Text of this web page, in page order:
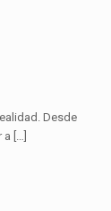
Desde
a […]